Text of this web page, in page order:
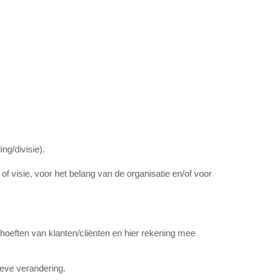
divisie).
visie, voor het belang van de organisatie en/of voor
van klanten/cliënten en hier rekening mee
verandering.